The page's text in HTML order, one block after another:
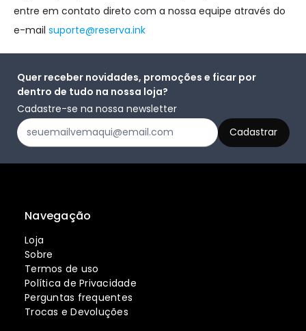
entre em contato direto com a nossa equipe através do
e-mail suporte@reserva.ink
Quer receber novidades, promoções e ficar por
dentro de tudo na nossa loja?
Cadastre-se na nossa newsletter
Navegação
Loja
Sobre
Termos de uso
Política de Privacidade
Perguntas frequentes
Trocas e Devoluções